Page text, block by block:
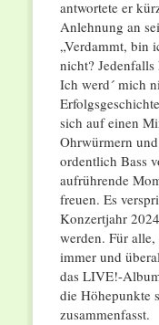
antwortete er
Anlehnung an
„Verdammt, bin
nicht? Jedenfalls
Ich werd´ mich
sich auf einen
Ohrwürmern
ordentlich Bass
aufrührende
freuen. Es
Konzertjahr
werden. Für
immer und
das LIVE!-
die Höhepunkte
zusammenfasst.